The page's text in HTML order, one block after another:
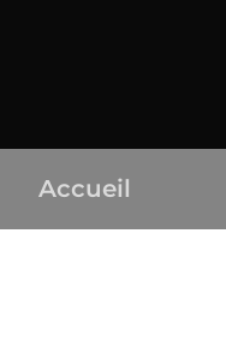
Accueil